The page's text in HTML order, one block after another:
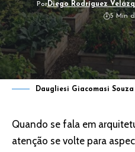
PorDiego Rodríguez
5 Min
Daugliesi Giacomasi Souza
Quando se fala em
atenção se volte para